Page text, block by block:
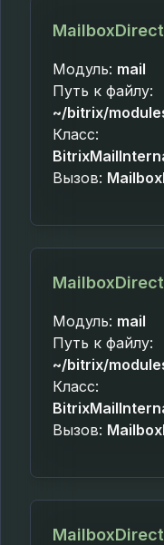
Модуль: mail
Путь к файлу:
~/bitrix/
Класс:
Вызов:
Модуль: mail
Путь к файлу:
~/bitrix/
Класс:
Вызов: